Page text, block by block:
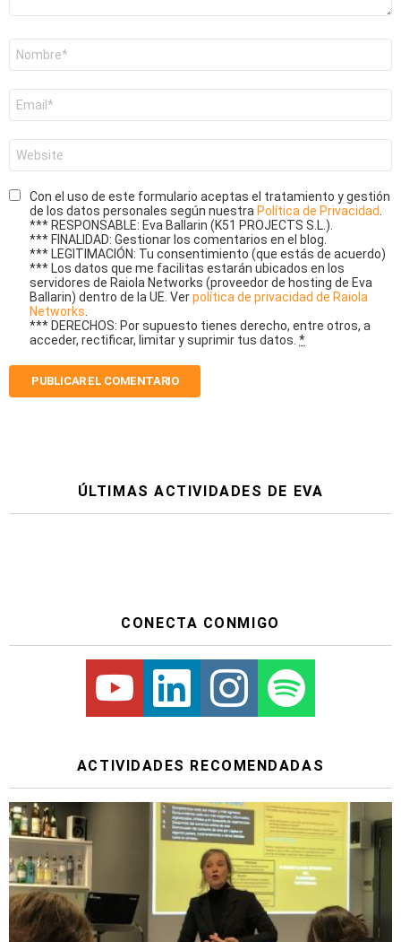
electrónico
*
Con el uso de este formulario aceptas el tratamiento y gestión
de los datos personales según nuestra Política de Privacidad
*** RESPONSABLE: Eva Ballarin (K51 PROJECTS S.L.).
*** FINALIDAD: Gestionar los comentarios en el blog.
*** LEGITIMACIÓN: Tu consentimiento (que estás de acuerdo)
*** Los datos que me facilitas estarán ubicados en los
servidores de Raiola Networks (proveedor de hosting de Eva
Ballarin) dentro de la UE. Verpolítica de privacidad de Raiola
Networks
*** DERECHOS: Por supuesto tienes derecho, entre otros, a
acceder, rectificar, limitar y suprimir tus datos. *
ÚLTIMAS ACTIVIDADES DE EVA
CONECTA CONMIGO
Youtube Linkedin Instagram Spotify
ACTIVIDADES RECOMENDADAS